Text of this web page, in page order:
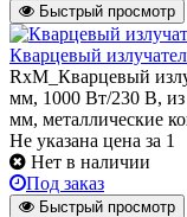
Быстрый просмотр
Кварцевый
RxM_Кварцевый
мм, 1000 Вт/230 В,
мм, металлические
Не указана цена за 1
Нет в наличии
Под заказ
Быстрый просмотр